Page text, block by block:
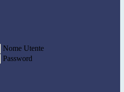
Nome Utente
Password